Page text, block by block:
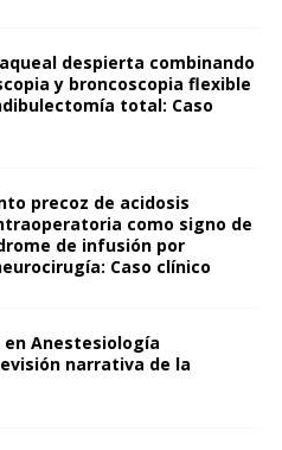
despierta combinando
y broncoscopia flexible
total: Caso
precoz de acidosis
como signo de
de infusión por
Caso clínico
Anestesiología
narrativa de la